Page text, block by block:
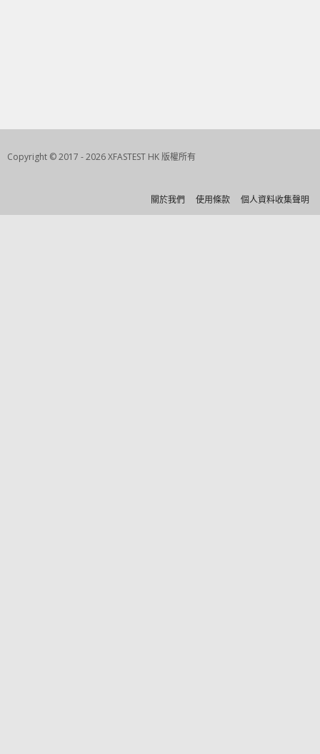
Copyright © 2017 - 2026 XFASTEST HK 版權所有
關於我們 使用條款 個人資料收集聲明